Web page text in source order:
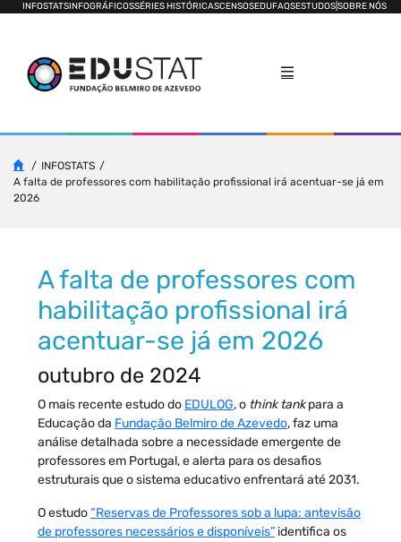
INFOSTATSINFOGRÁFICOSSÉRIES HISTÓRICASCENSOSEDUFAQSESTUDOSSOBRE NÓS
INFOSTATS
A falta de professores com habilitação profissional irá acentuar-se já em
2026
A falta de professores com
habilitação profissional irá
acentuar-se já em 2026
outubro de 2024
O mais recente estudo do EDULOG, o think tankpara a
Educação da Fundação Belmiro de Azevedo, faz uma
análise detalhada sobre a necessidade emergente de
professores em Portugal, e alerta para os desafios
estruturais que o sistema educativo enfrentará até 2031.
O estudo“Reservas de Professores sob a lupa: antevisão
de professores necessários e disponíveis” identifica os